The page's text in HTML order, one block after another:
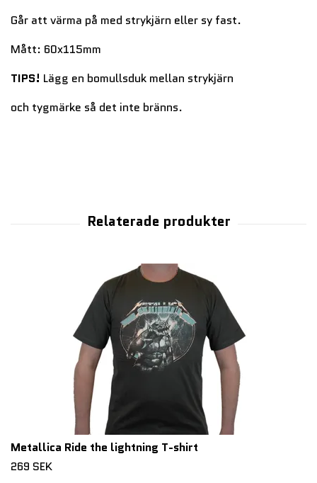
Går att värma på med strykjärn eller sy fast.
Mått: 60x115mm
TIPS! Lägg en bomullsduk mellan strykjärn
och tygmärke så det inte bränns.
Metallica Ride the lightning T-shirt
269 SEK